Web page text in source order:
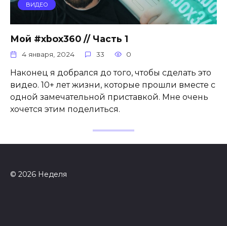
ВИДЕО
Мой #xbox360 // Часть 1
4 января, 2024 33 0
Наконец я добрался до того, чтобы сделать это
видео. 10+ лет жизни, которые прошли вместе с
одной замечательной приставкой. Мне очень
хочется этим поделиться.
© 2026 Неделя